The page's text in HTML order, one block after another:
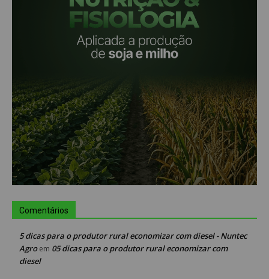
Comentários
5 dicas para o produtor rural economizar com diesel - Nuntec
Agroem 05 dicas para o produtor rural economizar com
diesel